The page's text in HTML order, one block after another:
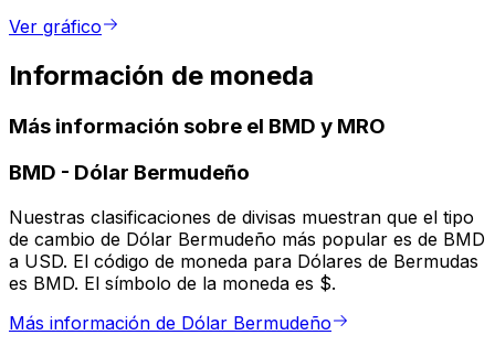
Ver gráfico
Información de moneda
Más información sobre el BMD y MRO
BMD - Dólar Bermudeño
Nuestras clasificaciones de divisas muestran que el tipo
de cambio de Dólar Bermudeño más popular es de BMD
a USD. El código de moneda para Dólares de Bermudas
es BMD. El símbolo de la moneda es $.
Más información de Dólar Bermudeño